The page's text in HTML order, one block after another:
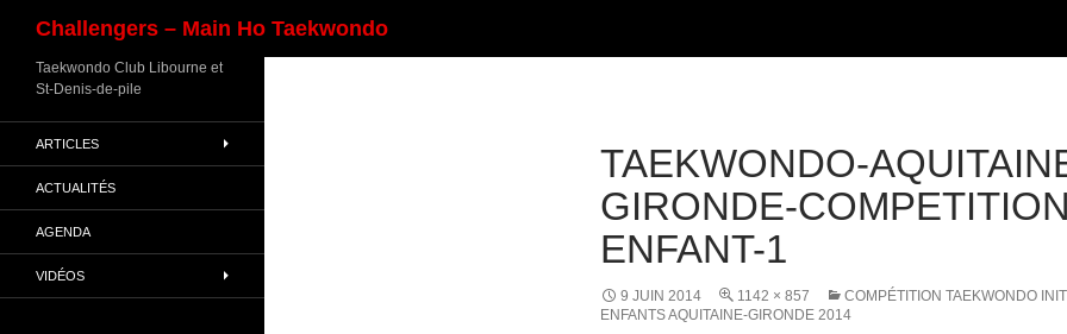
Aller
contenu
Challengers – Main Ho Taekwondo
TAEKWONDO-
GIRONDE-
ENFANT-1
9 JUIN 2014 1142 × 857
COMPÉTITION TAEKWONDO
ENFANTS AQUITAINE-GIRONDE 2014
Taekwondo Club Libourne et
St-Denis-de-pile
ARTICLES
ACTUALITÉS
AGENDA
VIDÉOS